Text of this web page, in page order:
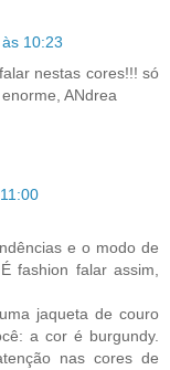
10:23
nestas cores!!! só
ANdrea
e o modo de
fashion falar assim,
jaqueta de couro
a cor é burgundy.
nas cores de